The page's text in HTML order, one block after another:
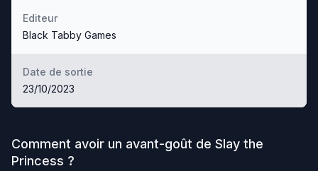
Editeur
Black Tabby Games
Date de sortie
23/10/2023
Comment avoir un avant-goût de Slay the
Princess ?